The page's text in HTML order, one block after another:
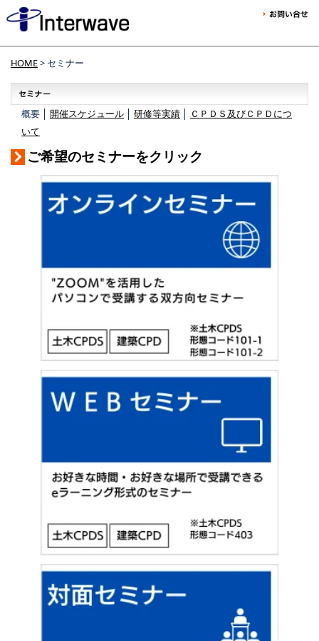
HOME> セミナー
概要 │ 開催スケジュール 研修等実績
ＣＰＤＳ及びＣＰＤにつ
いて
ご希望のセミナーをクリック